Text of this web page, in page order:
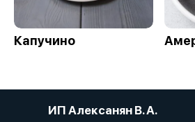
Капучино
ИП Алексанян В. А.